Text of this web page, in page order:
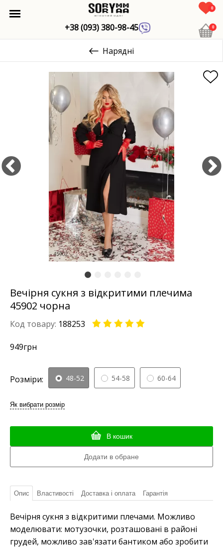
+38 (093) 380-98-45
0
0
Нарядні
Вечірня сукня з відкритими плечима
45902 чорна
Код товару: 188253
949грн
Розміри: 48-52 54-58 60-64
Як вибрати розмір
В кошик
Опис Властивості Доставка і оплата Гарантія
Вечірня сукня з відкритими плечами. Можливо
моделювати: мотузочки, розташовані в районі
грудей, можливо зав'язати бантиком або зробити